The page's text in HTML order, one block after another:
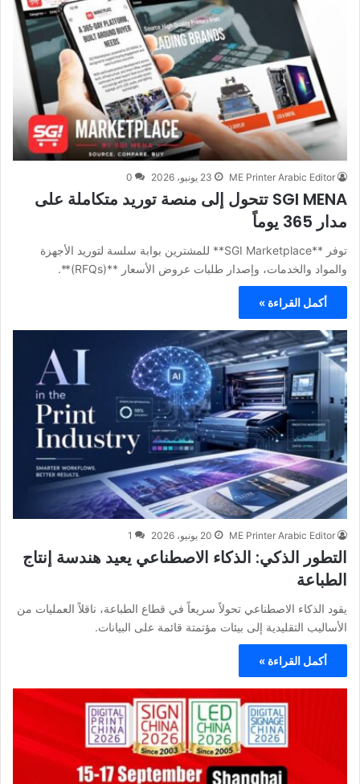
ME Printer Arabic Editor 23 يونيو، 2026 0
SGI MENA تتحول إلى منصة توريد متكاملة على
مدار 365 يوماً
توفر **SGI Marketplace** للمشترين بوابة سلسة لتوريد الأجهزة
والمواد والخدمات، وإصدار طلبات عروض الأسعار **(RFQs)**.
أكمل القراءة »
ME Printer Arabic Editor 20 يونيو، 2026 1
التطور الذكي: الذكاء الاصطناعي يعيد هندسة إنتاج
الطباعة
يقود الذكاء الاصطناعي تحولاً سريعاً في قطاع الطباعة، ناقلاً العمليات من
الأساليب التقليدية إلى بيئات مؤتمتة قائمة على البيانات.
أكمل القراءة »